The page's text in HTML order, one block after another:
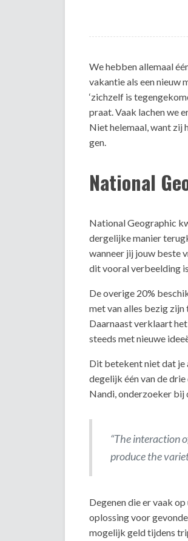
We hebben allemaal
vakantie als een nieuw
‘zichzelf is
praat. Vaak lachen we
Niet helemaal, want zij
gen.
National
National Geographic
dergelijke manier
wanneer jij jouw beste
dit vooral verbeelding
De overige 20%
met van alles bezig zijn
Daarnaast verklaart
steeds met nieuwe
Dit betekent niet dat je
degelijk één van de
Nandi, onderzoeker bij
“The interaction
produce the
Degenen die er vaak
oplossing voor
mogelijk geld tijdens